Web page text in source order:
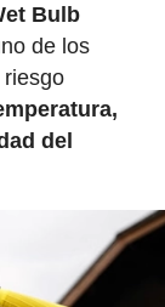
Bulb
de los
del